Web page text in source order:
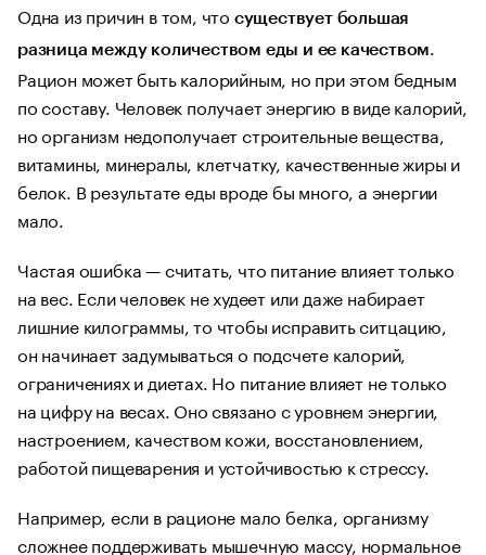
Одна из причин в том, что существует большая
разница между количеством еды и ее качеством.
Рацион может быть калорийным, но при этом бедным
по составу. Человек получает энергию в виде калорий,
но организм недополучает строительные вещества,
витамины, минералы, клетчатку, качественные жиры и
белок. В результате еды вроде бы много, а энергии
мало.
Частая ошибка — считать, что питание влияет только
на вес. Если человек не худеет или даже набирает
лишние килограммы, то чтобы исправить ситцацию,
он начинает задумываться о подсчете калорий,
ограничениях и диетах. Но питание влияет не только
на цифру на весах. Оно связано с уровнем энергии,
настроением, качеством кожи, восстановлением,
работой пищеварения и устойчивостью к стрессу.
Например, если в рационе мало белка, организму
сложнее поддерживать мышечную массу, нормальное